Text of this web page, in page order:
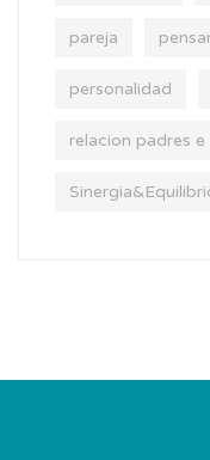
pareja
personalidad
relacion padres e